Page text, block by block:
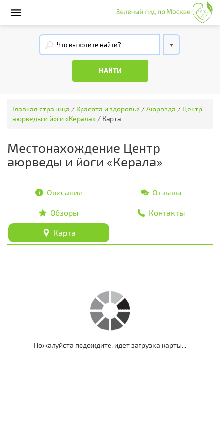
Главная страница / Красота и здоровье /Аюрведа / Центр
аюрведы и йоги «Керала» / Карта
Местонахождение Центр
аюрведы и йоги «Керала»
Описание Отзывы
Обзоры Контакты
Карта
Пожалуйста подождите, идет загрузка карты...